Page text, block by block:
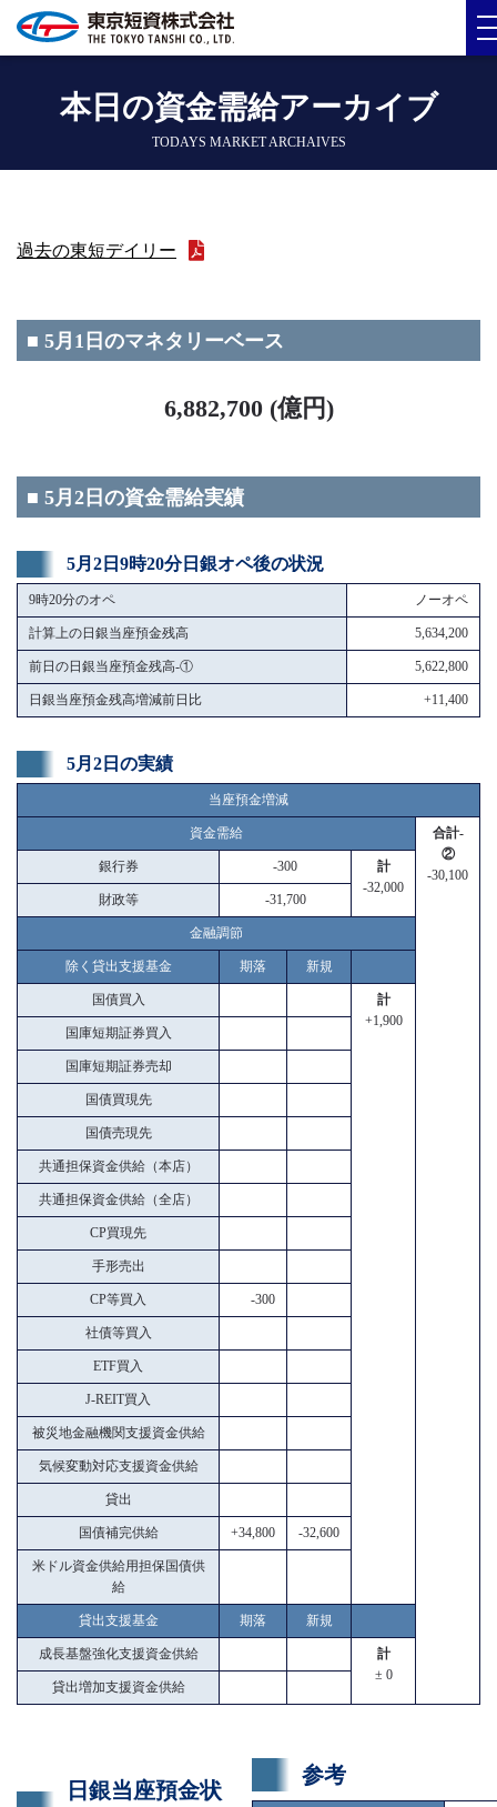
本日の資金需給アーカイブ
TODAYS MARKET ARCHAIVES
過去の東短デイリー
■ 5月1日のマネタリーベース
6,882,700 (億円)
■ 5月2日の資金需給実績
5月2日9時20分日銀オペ後の状況
9時20分のオペ ノーオペ
計算上の日銀当座預金残高 5,634,200
前日の日銀当座預金残高-① 5,622,800
日銀当座預金残高増減前日比 +11,400
5月2日の実績
当座預金増減
資金需給
合計-
②
-30,100
銀行券 -300
計
-32,000
財政等 -31,700
金融調節
除く貸出支援基金 期落 新規
国債買入
計
+1,900
国庫短期証券買入
国庫短期証券売却
国債買現先
国債売現先
共通担保資金供給（本店）
共通担保資金供給（全店）
CP買現先
手形売出
CP等買入 -300
社債等買入
ETF買入
J-REIT買入
被災地金融機関支援資金供給
気候変動対応支援資金供給
貸出
国債補完供給 +34,800 -32,600
米ドル資金供給用担保国債供
給
貸出支援基金 期落 新規
成長基盤強化支援資金供給
計
± 0
貸出増加支援資金供給
日銀当座預金状
参考